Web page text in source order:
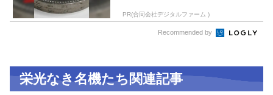
PR(合同会社デジタルファーム )
Recommended by
栄光なき名機たち関連記事